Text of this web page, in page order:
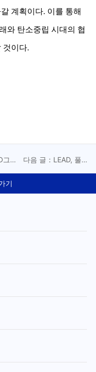
계획이다. 이를 통해
와 탄소중립 시대의 협
것이다.
그룹
참
로
다음 글：LEAD, 풀스
전시회에 참가
기